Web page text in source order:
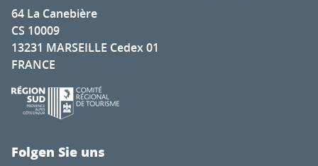
64 La Canebière
CS 10009
13231 MARSEILLE Cedex 01
FRANCE
Folgen Sie uns